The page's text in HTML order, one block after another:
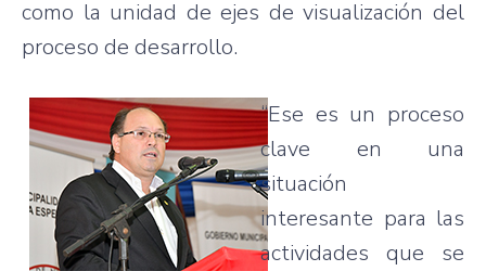
como la unidad de ejes de visualización del
proceso de desarrollo.
“Ese es un proceso
clave en una
situación
interesante para las
actividades que se